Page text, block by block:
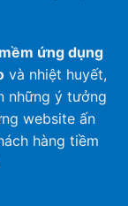
ứng dụng
và nhiệt huyết,
những ý tưởng
website ấn
hàng tiềm